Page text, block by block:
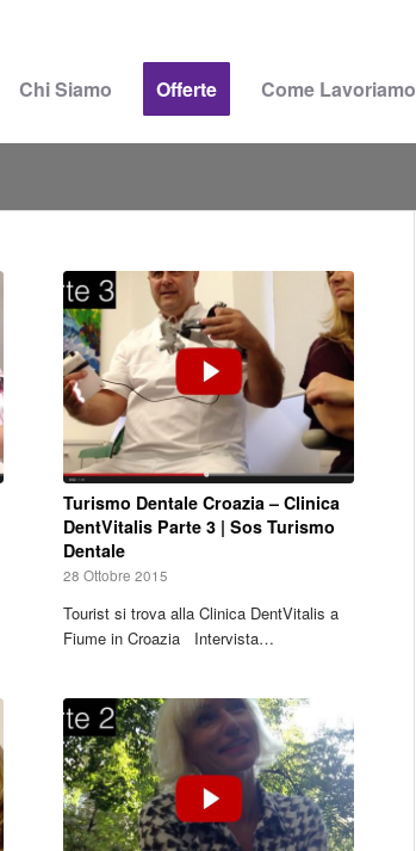
Chi Siamo Offerte Come Lavoriamo
Turismo Dentale Croazia – Clinica
DentVitalis Parte 3 | Sos Turismo
Dentale
28 Ottobre 2015
Tourist si trova alla Clinica DentVitalis a
Fiume in Croazia Intervista…